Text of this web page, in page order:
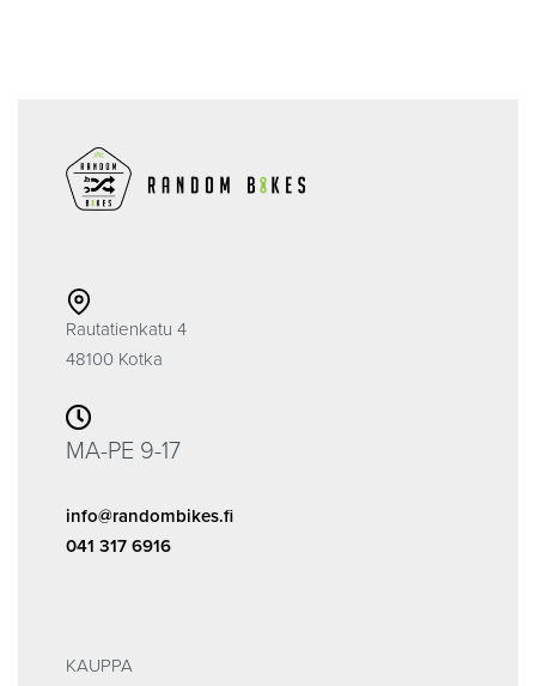
Rautatienkatu 4
48100 Kotka
MA-PE 9-17
info@randombikes.fi
041 317 6916
KAUPPA